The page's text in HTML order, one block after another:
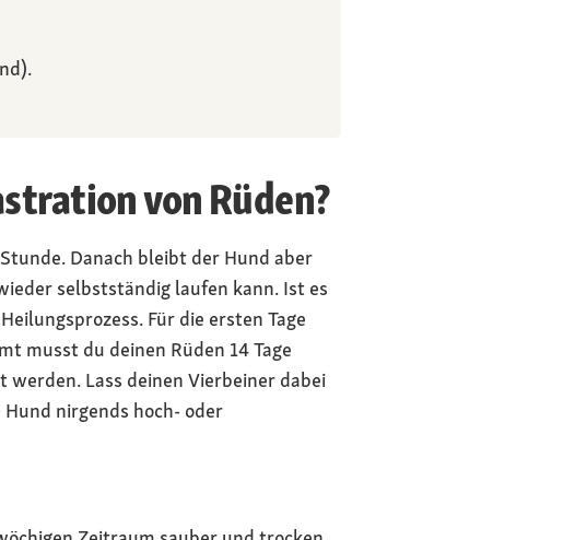
von Rüden?
Danach bleibt der Hund aber
selbstständig laufen kann. Ist es
Für die ersten Tage
musst du deinen Rüden 14 Tage
Lass deinen Vierbeiner dabei
nirgends hoch- oder